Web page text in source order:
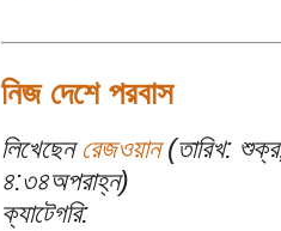
নিজ দেশে পরবাস
লিখেছেন রেজওয়ান(তারিখ:
৪:৩৪অপরাহ্ন)
ক্যাটেগরি: